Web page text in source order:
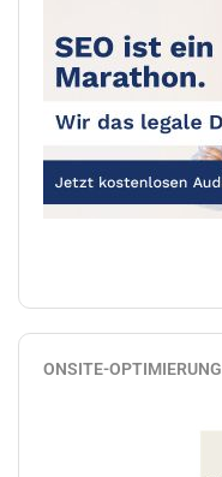
ONSITE-OPTIMIERUNG